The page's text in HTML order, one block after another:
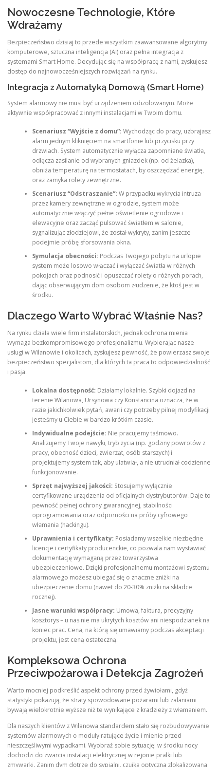
Nowoczesne Technologie, Które
Wdrażamy
Bezpieczeństwo dzisiaj to przede wszystkim zaawansowane algorytmy
komputerowe, sztuczna inteligencja (AI) oraz pełna integracja z
systemami Smart Home. Decydując się na współpracę z nami, zyskujesz
dostęp do najnowocześniejszych rozwiązań na rynku.
Integracja z Automatyką Domową (Smart Home)
System alarmowy nie musi być urządzeniem odizolowanym. Może
aktywnie współpracować z innymi instalacjami w Twoim domu.
Scenariusz “Wyjście z domu”: Wychodząc do pracy, uzbrajasz
alarm jednym kliknięciem na smartfonie lub przycisku przy
drzwiach. System automatycznie wyłącza zapomniane światła,
odłącza zasilanie od wybranych gniazdek (np. od żelazka),
obniża temperaturę na termostatach, by oszczędzać energię,
oraz zamyka rolety zewnętrzne.
Scenariusz “Odstraszanie”: W przypadku wykrycia intruza
przez kamery zewnętrzne w ogrodzie, system może
automatycznie włączyć pełne oświetlenie ogrodowe i
elewacyjne oraz zacząć pulsować światłem w salonie,
sygnalizując złodziejowi, że został wykryty, zanim jeszcze
podejmie próbę sforsowania okna.
Symulacja obecności: Podczas Twojego pobytu na urlopie
system może losowo włączać i wyłączać światła w różnych
pokojach oraz podnosić i opuszczać rolety o różnych porach,
dając obserwującym dom osobom złudzenie, że ktoś jest w
środku.
Dlaczego Warto Wybrać Właśnie Nas?
Na rynku działa wiele firm instalatorskich, jednak ochrona mienia
wymaga bezkompromisowego profesjonalizmu. Wybierając nasze
usługi w Wilanowie i okolicach, zyskujesz pewność, że powierzasz swoje
bezpieczeństwo specjalistom, dla których ta praca to odpowiedzialność
i pasja.
Lokalna dostępność: Działamy lokalnie. Szybki dojazd na
terenie Wilanowa, Ursynowa czy Konstancina oznacza, że w
razie jakichkolwiek pytań, awarii czy potrzeby pilnej modyfikacji
jesteśmy u Ciebie w bardzo krótkim czasie.
Indywidualne podejście: Nie pracujemy taśmowo.
Analizujemy Twoje nawyki, tryb życia (np. godziny powrotów z
pracy, obecność dzieci, zwierząt, osób starszych) i
projektujemy system tak, aby ułatwiał, a nie utrudniał codzienne
funkcjonowanie.
Sprzęt najwyższej jakości: Stosujemy wyłącznie
certyfikowane urządzenia od oficjalnych dystrybutorów. Daje to
pewność pełnej ochrony gwarancyjnej, stabilności
oprogramowania oraz odporności na próby cyfrowego
włamania (hackingu).
Uprawnienia i certyfikaty: Posiadamy wszelkie niezbędne
licencje i certyfikaty producenckie, co pozwala nam wystawiać
dokumentację wymaganą przez towarzystwa
ubezpieczeniowe. Dzięki profesjonalnemu montażowi systemu
alarmowego możesz ubiegać się o znaczne zniżki na
ubezpieczenie domu (nawet do 20-30% zniżki na składce
rocznej).
Jasne warunki współpracy: Umowa, faktura, precyzyjny
kosztorys – u nas nie ma ukrytych kosztów ani niespodzianek na
koniec prac. Cena, na którą się umawiamy podczas akceptacji
projektu, jest ceną ostateczną.
Kompleksowa Ochrona
Przeciwpożarowa i Detekcja Zagrożeń
Warto mocniej podkreślić aspekt ochrony przed żywiołami, gdyż
statystyki pokazują, że straty spowodowane pożarami lub zalaniami
bywają wielokrotnie wyższe niż te wynikające z kradzieży z włamaniem.
Dla naszych klientów z Wilanowa standardem stało się rozbudowywanie
systemów alarmowych o moduły ratujące życie i mienie przed
nieszczęśliwymi wypadkami. Wyobraź sobie sytuację: w środku nocy
dochodzi do zwarcia instalacji elektrycznej w rejonie pralki lub
zmywarki. Zanim dym dotrze do sypialni, czujka optyczna zlokalizowana